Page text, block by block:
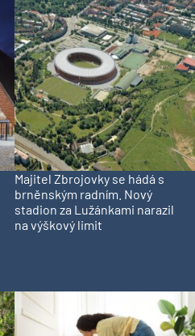
Majitel Zbrojovky se hádá s
brněnským radním. Nový
stadion za Lužánkami narazil
na výškový limit